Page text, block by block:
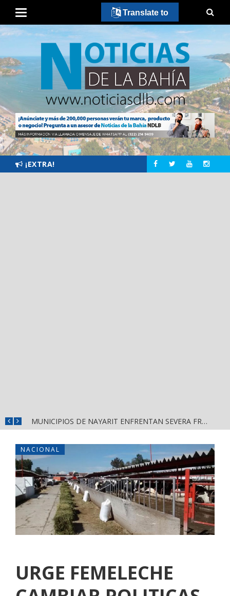
¡EXTRA!
MUNICIPIOS DE NAYARIT ENFRENTAN SEVERA FRAGILIDAD FINANCIERA POR DEUDAS Y NÓMINAS
NACIONAL
URGE FEMELECHE
Translate to